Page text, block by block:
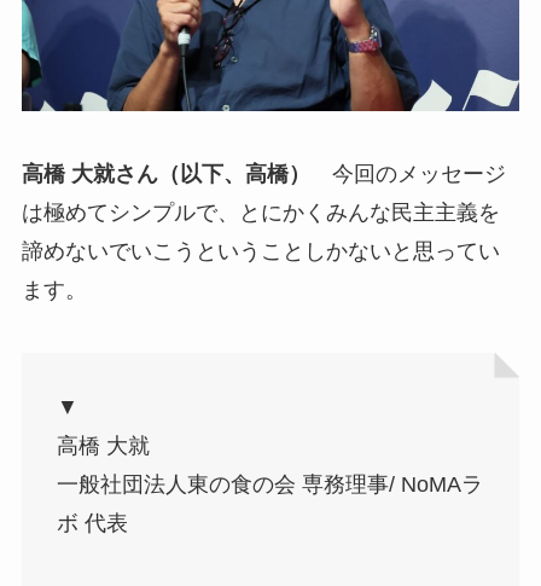
高橋 大就さん（以下、高橋）
今回のメッセージ
は極めてシンプルで、とにかくみんな民主主義を
諦めないでいこうということしかないと思ってい
ます。
▼
高橋 大就
一般社団法人東の食の会 専務理事/ NoMAラ
ボ 代表